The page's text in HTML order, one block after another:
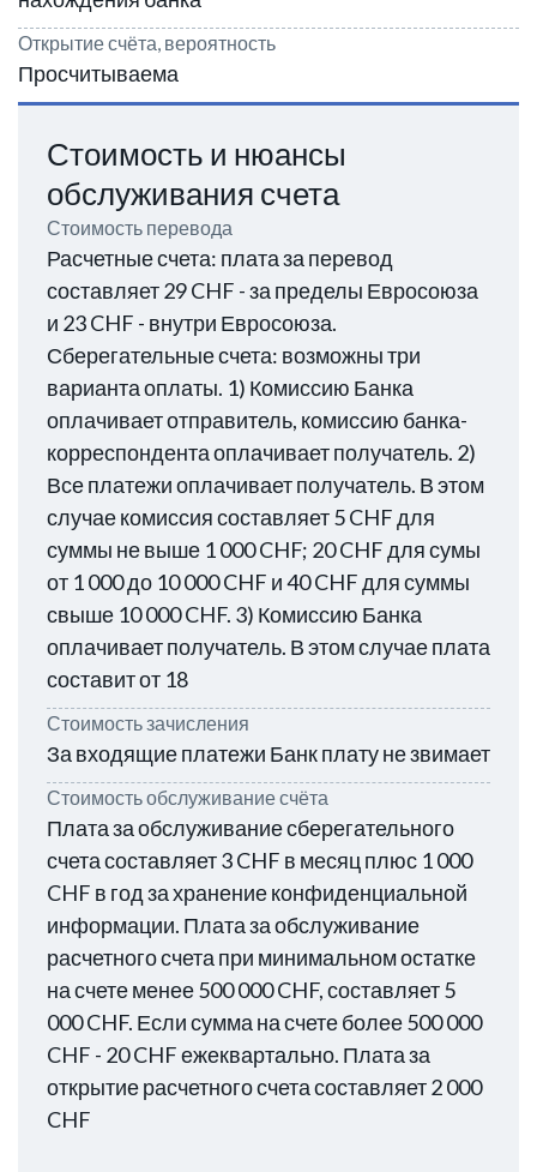
Открытие счёта, вероятность
Просчитываема
Стоимость и нюансы
обслуживания счета
Стоимость перевода
Расчетные счета: плата за перевод
составляет 29 CHF - за пределы Евросоюза
и 23 CHF - внутри Евросоюза.
Сберегательные счета: возможны три
варианта оплаты. 1) Комиссию Банка
оплачивает отправитель, комиссию банка-
корреспондента оплачивает получатель. 2)
Все платежи оплачивает получатель. В этом
случае комиссия составляет 5 CHF для
суммы не выше 1 000 CHF; 20 CHF для сумы
от 1 000 до 10 000 CHF и 40 CHF для суммы
свыше 10 000 CHF. 3) Комиссию Банка
оплачивает получатель. В этом случае плата
составит от 18
Стоимость зачисления
За входящие платежи Банк плату не звимает
Стоимость обслуживание счёта
Плата за обслуживание сберегательного
счета составляет 3 CHF в месяц плюс 1 000
CHF в год за хранение конфиденциальной
информации. Плата за обслуживание
расчетного счета при минимальном остатке
на счете менее 500 000 CHF, составляет 5
000 CHF. Если сумма на счете более 500 000
CHF - 20 CHF ежеквартально. Плата за
открытие расчетного счета составляет 2 000
CHF